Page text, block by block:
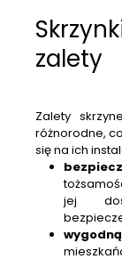
zalety
Zalety
różnorodne,
się na ich
jej